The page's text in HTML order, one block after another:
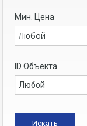
Мин. Цена
Любой
ID Объекта